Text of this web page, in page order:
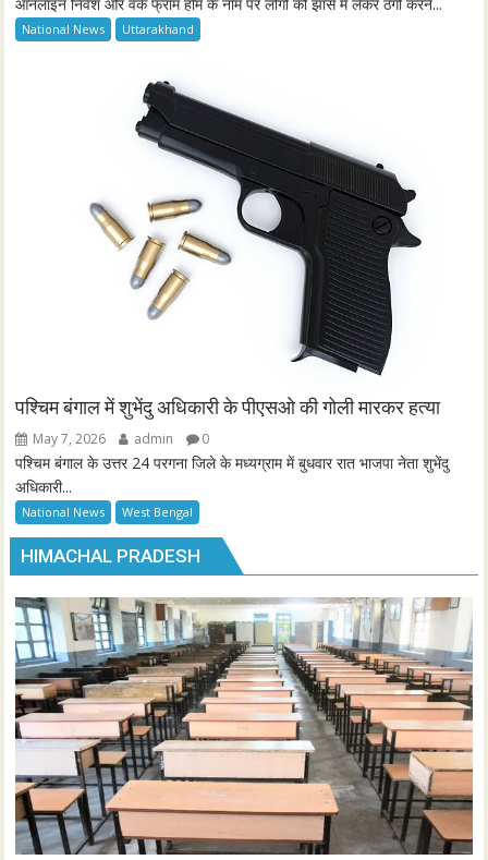
National News Uttarakhand
पश्चिम बंगाल में शुभेंदु अधिकारी के पीएसओ की गोली मारकर हत्या
May 7, 2026 admin 0
पश्चिम बंगाल के उत्तर 24 परगना जिले के मध्यग्राम में बुधवार रात भाजपा नेता शुभेंदु
अधिकारी...
National News West Bengal
HIMACHAL PRADESH